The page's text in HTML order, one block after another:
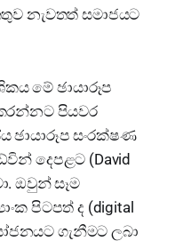
නැවතත් සමාජයට
මේ ඡායාරූප
පියවර
ඡායාරූප සංරක්ෂණ
දෙපළට (David
ඔවුන් සෑම
පිටපත් ද (digital
ගැනීමට ලබා